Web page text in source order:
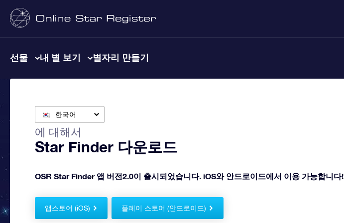
선물 내 별 보기 별자리 만들기
한국어
에 대해서
Star Finder 다운로드
OSR Star Finder 앱 버전2.0이 출시되었습니다. iOS와 안드로이드에서 이용 가능합니다!
앱스토어 (iOS) 플레이 스토어 (안드로이드)